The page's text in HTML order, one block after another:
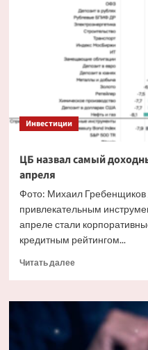
на
обучение
2026
году:
банка
с
лучшими
условиями
Инвестиции
ЦБ назвал самый
апреля
Фото: Михаил
привлекательным
апреле стали
кредитным рейтингом...
Читать далееПрочитать
ЦБ
самый
доходный